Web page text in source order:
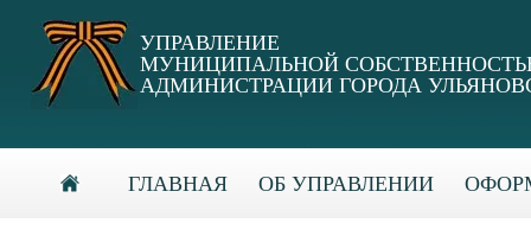
УПРАВЛЕНИЕ
МУНИЦИПАЛЬНОЙ
АДМИНИСТРАЦИИ ГОРОДА
ГЛАВНАЯ ОБ УПРАВЛЕНИИ